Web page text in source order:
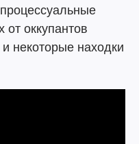
оккупантов
некоторые находки